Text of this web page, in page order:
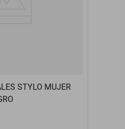
STYLO MUJER